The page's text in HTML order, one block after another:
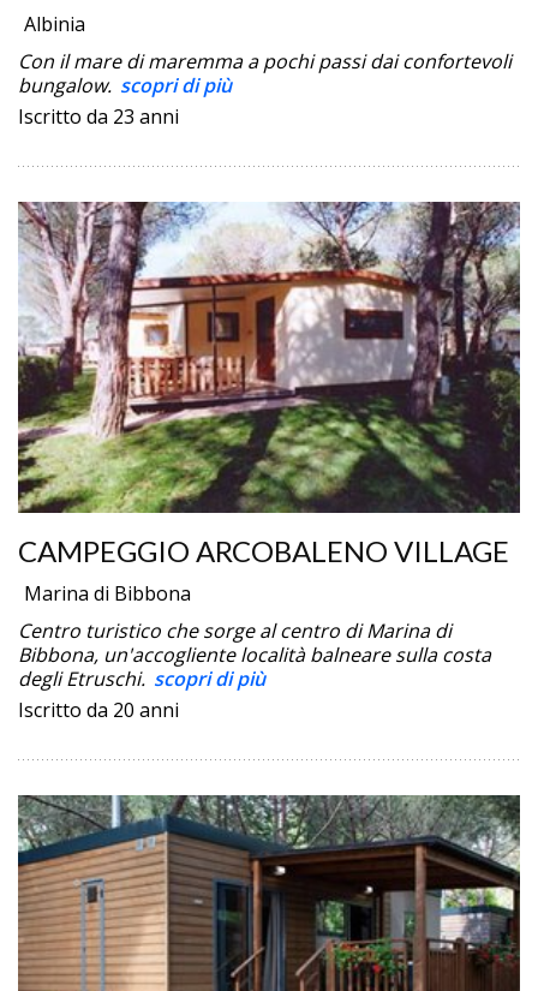
Albinia
Con il mare di maremma a pochi passi dai confortevoli
bungalow. scopri di più
Iscritto da 23 anni
CAMPEGGIO ARCOBALENO VILLAGE
Marina di Bibbona
Centro turistico che sorge al centro di Marina di
Bibbona, un'accogliente località balneare sulla costa
degli Etruschi. scopri di più
Iscritto da 20 anni